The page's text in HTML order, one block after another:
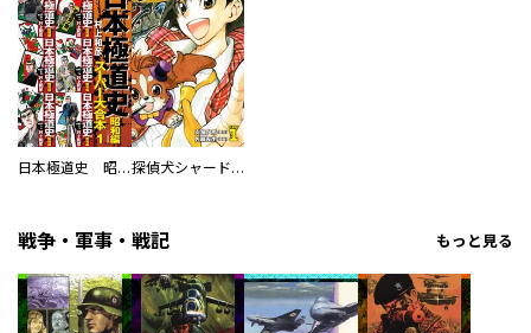
日本極道史 昭和編 スーパー大合本 探偵犬シャードック（新装版）
戦争・軍事・戦記 もっと見る